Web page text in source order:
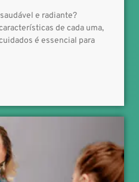
e radiante?
de cada uma,
é essencial para